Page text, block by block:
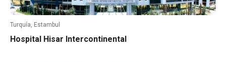
Turquía, Estambul
Hospital Hisar Intercontinental